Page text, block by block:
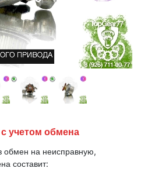
с учетом обмена
обмен на неисправную,
составит: